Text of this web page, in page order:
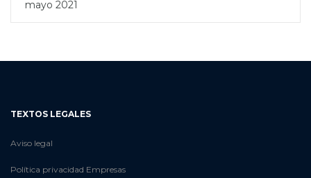
mayo 2021
TEXTOS LEGALES
Aviso legal
Política privacidad Empresas